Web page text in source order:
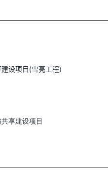
设项目(雪亮工程)
享建设项目